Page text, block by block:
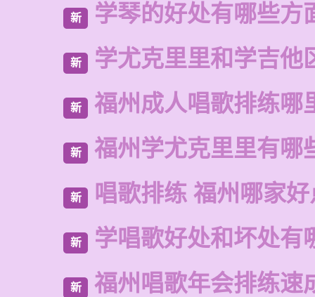
新 学琴的好处有哪些方
新 学尤克里里和学吉他
新 福州成人唱歌排练哪
新 福州学尤克里里有哪
新 唱歌排练 福州哪家好
新 学唱歌好处和坏处有
新 福州唱歌年会排练速